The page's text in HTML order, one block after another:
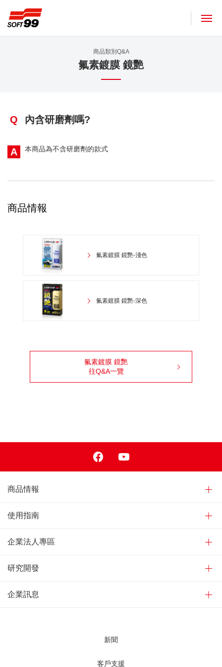
商品類別Q&A
氟素鍍膜 鏡艷
Q 內含研磨劑嗎?
A 本商品為不含研磨劑的款式
商品情報
氟素鍍膜 鏡艷-淺色
氟素鍍膜 鏡艷-深色
氟素鍍膜 鏡艷
往Q&A一覽
商品情報
使用指南
企業法人專區
研究開發
企業訊息
新聞
客戶支援